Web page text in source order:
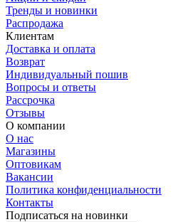
Тренды и новинки
Распродажа
Клиентам
Доставка и оплата
Возврат
Индивидуальный пошив
Вопросы и ответы
Рассрочка
Отзывы
О компании
О нас
Магазины
Оптовикам
Вакансии
Политика конфиденциальности
Контакты
Подписаться на новинки